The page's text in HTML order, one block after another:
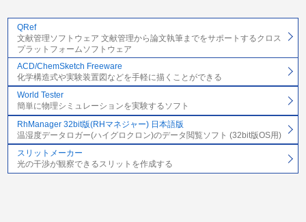
QRef
文献管理ソフトウェア 文献管理から論文執筆までをサポートするクロス
プラットフォームソフトウェア
ACD/ChemSketch Freeware
化学構造式や実験装置図などを手軽に描くことができる
World Tester
簡単に物理シミュレーションを実験するソフト
RhManager 32bit版(RHマネジャー) 日本語版
温湿度データロガー(ハイグロクロン)のデータ閲覧ソフト (32bit版OS用)
スリットメーカー
光の干渉が観察できるスリットを作成する